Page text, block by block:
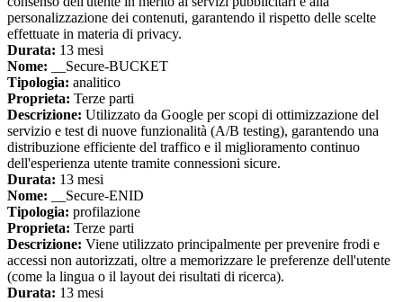
personalizzazione dei contenuti, garantendo il rispetto delle scelte
effettuate in materia di privacy.
Durata: 13 mesi
Nome: __Secure-BUCKET
Tipologia: analitico
Proprieta: Terze parti
Descrizione: Utilizzato da Google per scopi di ottimizzazione del
servizio e test di nuove funzionalità (A/B testing), garantendo una
distribuzione efficiente del traffico e il miglioramento continuo
dell'esperienza utente tramite connessioni sicure.
Durata: 13 mesi
Nome: __Secure-ENID
Tipologia: profilazione
Proprieta: Terze parti
Descrizione: Viene utilizzato principalmente per prevenire frodi e
accessi non autorizzati, oltre a memorizzare le preferenze dell'utente
(come la lingua o il layout dei risultati di ricerca).
Durata: 13 mesi